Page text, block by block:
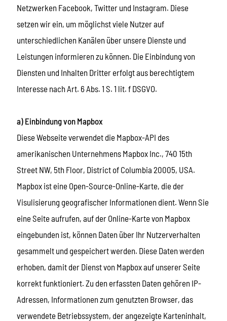
Netzwerken Facebook, Twitter und Instagram. Diese
setzen wir ein, um möglichst viele Nutzer auf
unterschiedlichen Kanälen über unsere Dienste und
Leistungen informieren zu können. Die Einbindung von
Diensten und Inhalten Dritter erfolgt aus berechtigtem
Interesse nach Art. 6 Abs. 1 S. 1 lit. f DSGVO.
a) Einbindung von Mapbox
Diese Webseite verwendet die Mapbox-API des
amerikanischen Unternehmens Mapbox Inc., 740 15th
Street NW, 5th Floor, District of Columbia 20005, USA.
Mapbox ist eine Open-Source-Online-Karte, die der
Visulisierung geografischer Informationen dient. Wenn Sie
eine Seite aufrufen, auf der Online-Karte von Mapbox
eingebunden ist, können Daten über Ihr Nutzerverhalten
gesammelt und gespeichert werden. Diese Daten werden
erhoben, damit der Dienst von Mapbox auf unserer Seite
korrekt funktioniert. Zu den erfassten Daten gehören IP-
Adressen, Informationen zum genutzten Browser, das
verwendete Betriebssystem, der angezeigte Karteninhalt,